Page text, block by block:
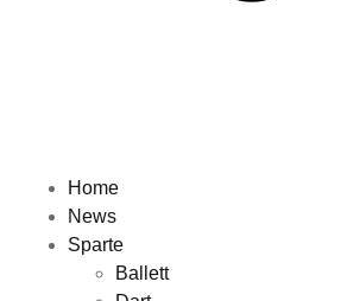
Home
News
Sparte
Ballett